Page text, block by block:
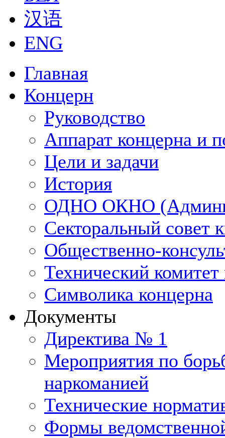
汉语
ENG
Главная
Концерн
Руководство
Аппарат концерна и
Цели и задачи
История
ОДНО ОКНО
Секторальный совет
Общественно-
Технический
Символика концерна
Документы
Директива № 1
Мероприятия по
наркоманией
Технические
Формы